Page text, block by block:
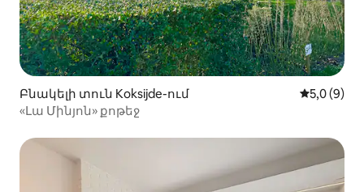
Բնակելի տուն Koksijde-ում Միջին
5,0 (9)
«Լա Մինյոն» քոթեջ